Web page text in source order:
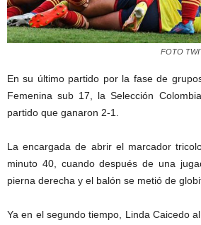
FOTO
En su último partido por la fase de
Femenina sub 17, la Selección
partido que ganaron 2-1.
La encargada de abrir el marcador
minuto 40, cuando después de una
pierna derecha y el balón se metió de
Ya en el segundo tiempo, Linda Caicedo